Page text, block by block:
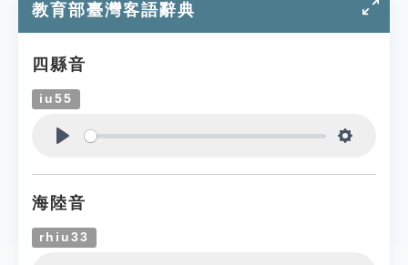
教育部臺灣客語辭典
四縣音
iu55
海陸音
rhiu33